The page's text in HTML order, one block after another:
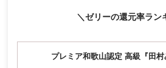
＼ゼリーの還元率ラン
プレミア和歌山認定 高級『田